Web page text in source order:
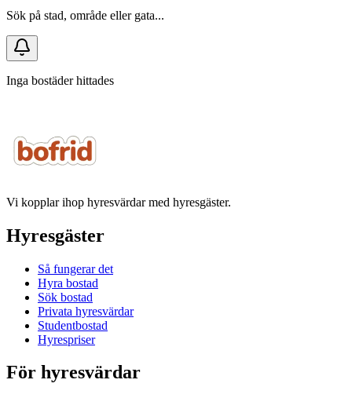
Sök på stad, område eller gata...
Inga bostäder hittades
Vi kopplar ihop hyresvärdar med hyresgäster.
Hyresgäster
Så fungerar det
Hyra bostad
Sök bostad
Privata hyresvärdar
Studentbostad
Hyrespriser
För hyresvärdar